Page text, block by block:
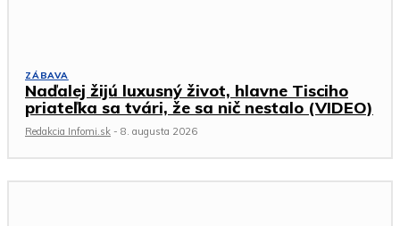
ZÁBAVA
Naďalej žijú luxusný život, hlavne Tisciho
priateľka sa tvári, že sa nič nestalo (VIDEO)
Redakcia Infomi.sk - 8. augusta 2026